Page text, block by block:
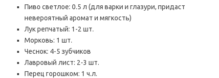
Пиво светлое: 0.5 л (для варки и глазури‚ придаст
невероятный аромат и мягкость)
Лук репчатый: 1-2 шт.
Морковь: 1 шт.
Чеснок: 4-5 зубчиков
Лавровый лист: 2-3 шт.
Перец горошком: 1 ч.л.